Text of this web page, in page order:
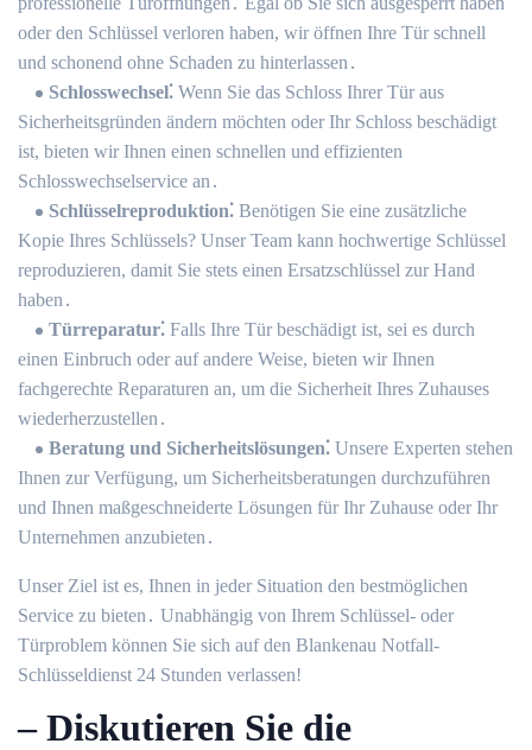
oder den Schlüssel verloren haben, wir öffnen Ihre Tür schnell
und schonend ohne Schaden zu hinterlassen․
Schlosswechsel⁚ Wenn Sie das Schloss Ihrer Tür aus
Sicherheitsgründen ändern möchten oder Ihr Schloss beschädigt
ist, bieten wir Ihnen einen schnellen und effizienten
Schlosswechselservice an․
Schlüsselreproduktion⁚ Benötigen Sie eine zusätzliche
Kopie Ihres Schlüssels? Unser Team kann hochwertige Schlüssel
reproduzieren, damit Sie stets einen Ersatzschlüssel zur Hand
haben․
Türreparatur⁚ Falls Ihre Tür beschädigt ist, sei es durch
einen Einbruch oder auf andere Weise, bieten wir Ihnen
fachgerechte Reparaturen an, um die Sicherheit Ihres Zuhauses
wiederherzustellen․
Beratung und Sicherheitslösungen⁚ Unsere Experten stehen
Ihnen zur Verfügung, um Sicherheitsberatungen durchzuführen
und Ihnen maßgeschneiderte Lösungen für Ihr Zuhause oder Ihr
Unternehmen anzubieten․
Unser Ziel ist es, Ihnen in jeder Situation den bestmöglichen
Service zu bieten․ Unabhängig von Ihrem Schlüssel- oder
Türproblem können Sie sich auf den Blankenau Notfall-
Schlüsseldienst 24 Stunden verlassen!​
– Diskutieren Sie die